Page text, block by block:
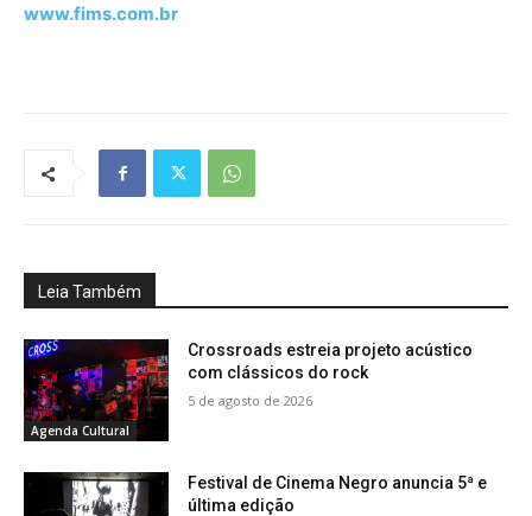
www.fims.com.br
Leia Também
Agenda Cultural
Crossroads estreia projeto acústico
com clássicos do rock
5 de agosto de 2026
Festival de Cinema Negro anuncia 5ª e
última edição